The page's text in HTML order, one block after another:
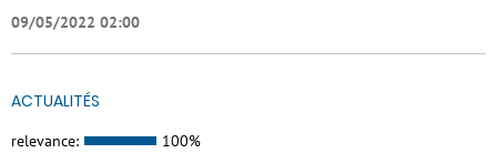
09/05/2022 02:00
ACTUALITÉS
relevance: 100%